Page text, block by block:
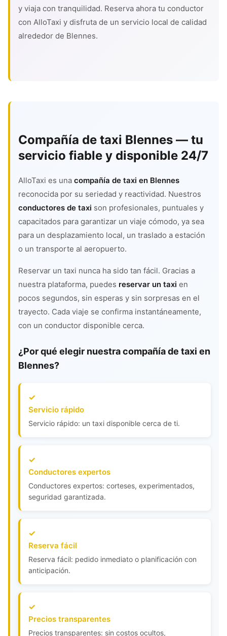
y viaja con tranquilidad. Reserva ahora tu conductor
con AlloTaxi y disfruta de un servicio local de calidad
alrededor de Blennes.
Compañía de taxi Blennes — tu
servicio fiable y disponible 24/7
AlloTaxi es una compañía de taxi en Blennes
reconocida por su seriedad y reactividad. Nuestros
conductores de taxi son profesionales, puntuales y
capacitados para garantizar un viaje cómodo, ya sea
para un desplazamiento local, un traslado a estación
o un transporte al aeropuerto.
Reservar un taxi nunca ha sido tan fácil. Gracias a
nuestra plataforma, puedes reservar un taxi en
pocos segundos, sin esperas y sin sorpresas en el
trayecto. Cada viaje se confirma instantáneamente,
con un conductor disponible cerca.
¿Por qué elegir nuestra compañía de taxi en
Blennes?
Servicio rápido
Servicio rápido: un taxi disponible cerca de ti.
Conductores expertos
Conductores expertos: corteses, experimentados,
seguridad garantizada.
Reserva fácil
Reserva fácil: pedido inmediato o planificación con
anticipación.
Precios transparentes
Precios transparentes: sin costos ocultos,